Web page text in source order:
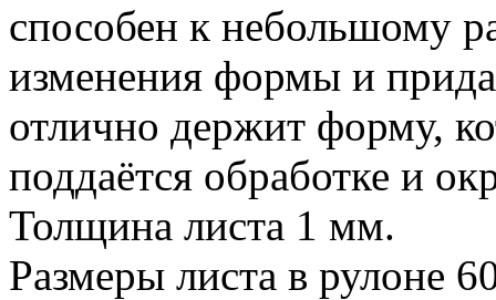
способен к небольшому
изменения формы и
отлично держит форму,
поддаётся обработке и
Толщина листа 1 мм.
Размеры листа в рулоне